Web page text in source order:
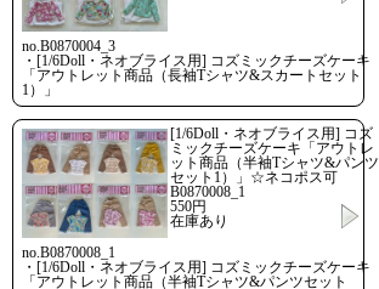
no.B0870004_3
・[1/6Doll・ネオブライス用] コズミックチーズケーキ
「アウトレット商品（長袖Tシャツ&スカートセット
1）」
[1/6Doll・ネオブライス用] コズ
ミックチーズケーキ「アウトレ
ット商品（半袖Tシャツ&パンツ
セット1）」☆ネコポス可
B0870008_1
550円
在庫あり
no.B0870008_1
・[1/6Doll・ネオブライス用] コズミックチーズケーキ
「アウトレット商品（半袖Tシャツ&パンツセット